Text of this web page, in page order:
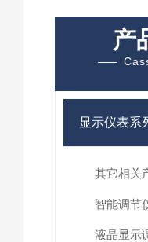
产
显示仪表系
其它相关
智能调节
液晶显示